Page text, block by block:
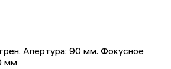
Апертура: 90 мм. Фокусное
мм